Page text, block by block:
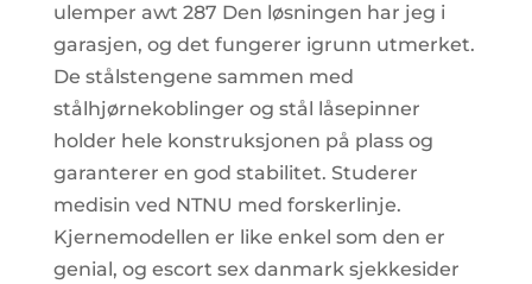
ulemper awt 287 Den løsningen har jeg i
garasjen, og det fungerer igrunn utmerket.
De stålstengene sammen med
stålhjørnekoblinger og stål låsepinner
holder hele konstruksjonen på plass og
garanterer en god stabilitet. Studerer
medisin ved NTNU med forskerlinje.
Kjernemodellen er like enkel som den er
genial, og escort sex danmark sjekkesider